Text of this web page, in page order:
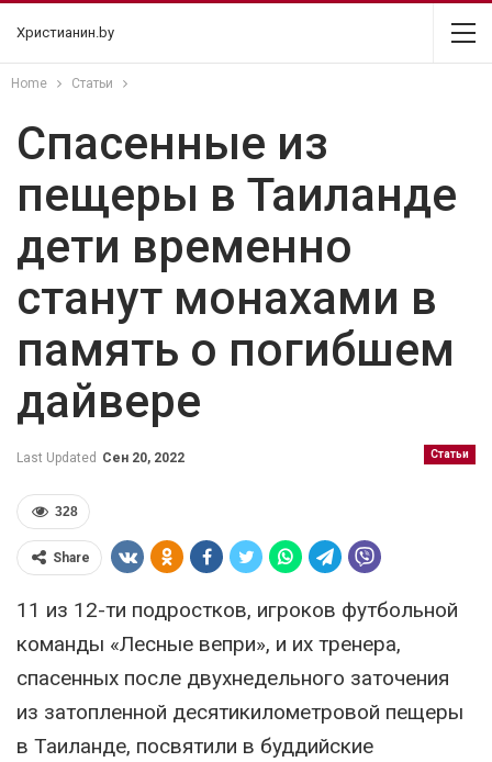
Христианин.by
Home Статьи
Спасенные из
пещеры в Таиланде
дети временно
станут монахами в
память о погибшем
дайвере
Статьи
Last Updated Сен 20, 2022
328
Share
11 из 12-ти подростков, игроков футбольной
команды «Лесные вепри», и их тренера,
спасенных после двухнедельного заточения
из затопленной десятикилометровой пещеры
в Таиланде, посвятили в буддийские